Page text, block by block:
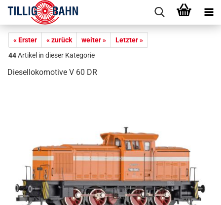
« Erster « zurück weiter »
Letzter »
44Artikel in dieser Kategorie
Diesellokomotive V 60 DR